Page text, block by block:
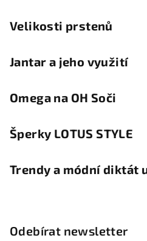
Velikosti prstenů
Jantar a jeho využití
Omega na OH Soči
Šperky LOTUS STYLE
Trendy a módní diktát
Odebírat newsletter